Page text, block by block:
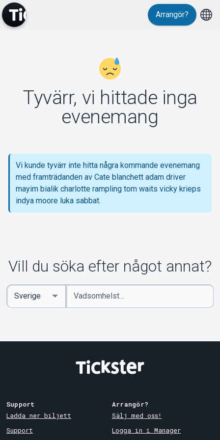
Support
Om Tickster
Arrangör?
Tyvärr, vi hittade inga
evenemang
Vi kunde tyvärr inte hitta några kommande evenemang
med framträdanden av Cate blanchett adam driver
mayim bialik charlotte rampling tom waits vicky krieps
indya moore luka sabbat.
Vill du söka efter något annat?
Ange
sökord
Select
Country
Support
Ladda ner biljett
Support
Arrangör?
Sälj med oss!
Logga in i Manager